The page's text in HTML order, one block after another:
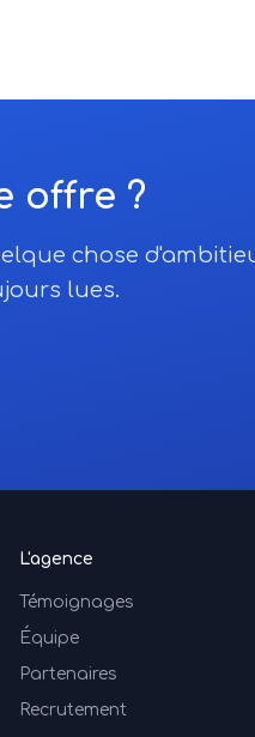
offre ?
chose
lues.
L'agence
Témoignages
Équipe
Partenaires
Recrutement